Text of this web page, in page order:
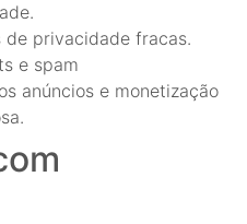
de privacidade fracas.
e spam
anúncios e monetização